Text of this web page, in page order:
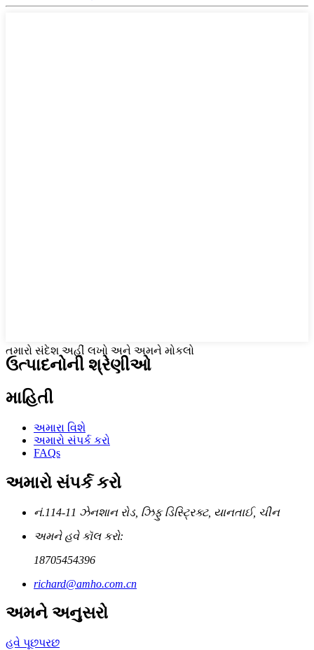
તમારો સંદેશ અહીં લખો અને અમને મોકલો
ઉત્પાદનોની શ્રેણીઓ
માહિતી
અમારા વિશે
અમારો સંપર્ક કરો
FAQs
અમારો સંપર્ક કરો
નં.114-11 ઝેનશાન રોડ, ઝિફુ ડિસ્ટ્રિક્ટ, યાનતાઈ, ચીન
અમને હવે કૉલ કરો:
18705454396
richard@amho.com.cn
અમને અનુસરો
હવે પૂછપરછ